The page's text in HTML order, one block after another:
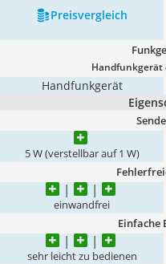
Preis­vergleich
Handfunkgerät
Handfunkgerät
5 W (verstellbar auf 1 W)
einwandfrei
Einfache
sehr leicht zu bedienen